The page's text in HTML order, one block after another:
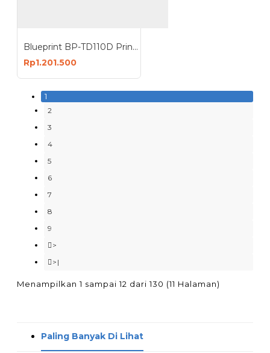
Blueprint BP-TD110D Printer Thermal Barcode Label Resi A6 USB Bluetooth
Rp1.201.500
1
2
3
4
5
6
7
8
9
>
>|
Menampilkan 1 sampai 12 dari 130 (11 Halaman)
Paling Banyak Di Lihat